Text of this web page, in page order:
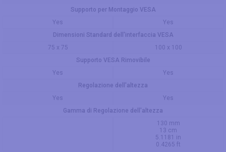
Supporto per Montaggio VESA
Yes
Yes
Dimensioni Standard dell'interfaccia VESA
75 x 75
100 x 100
Supporto VESA Rimovibile
Yes
Yes
Regolazione dell'altezza
Yes
Yes
Gamma di Regolazione dell'altezza
130 mm
13 cm
5.1181 in
0.4265 ft